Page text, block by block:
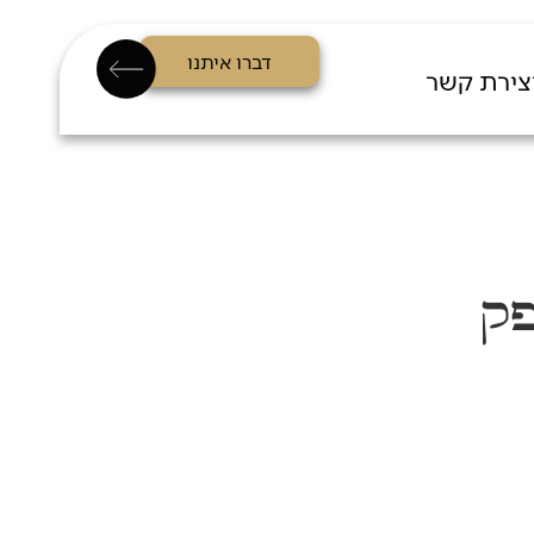
קשר
דברו איתנו